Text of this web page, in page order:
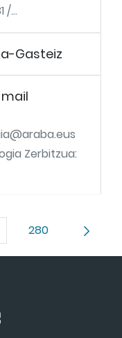
/...
Gasteiz
Zerbitzua:
intermedias
Página
280